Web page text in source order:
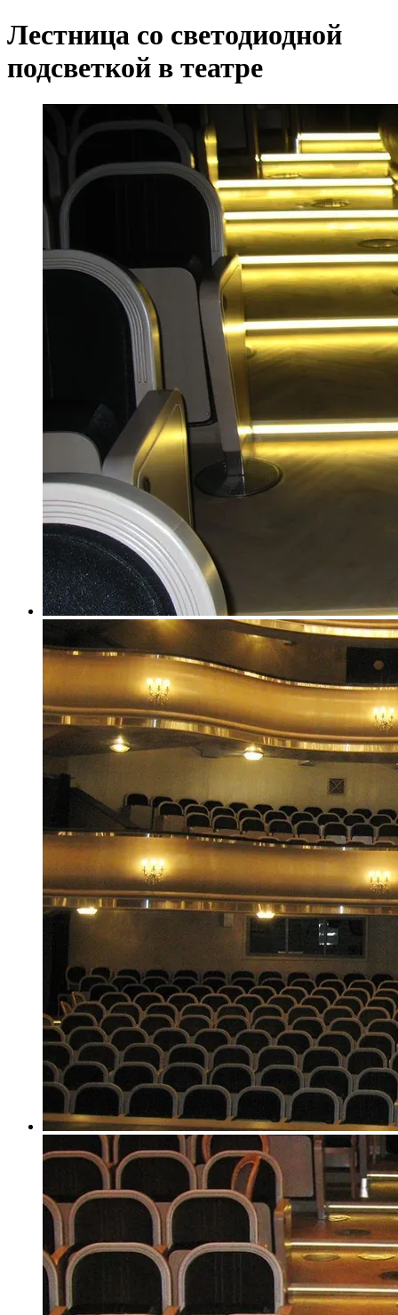
Лестница со светодиодной
подсветкой в театре